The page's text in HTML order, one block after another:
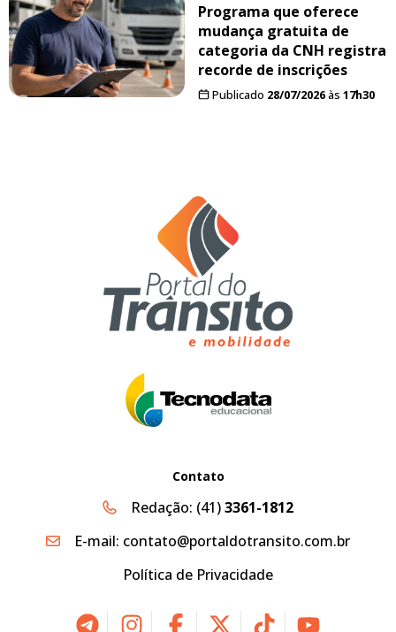
Programa que oferece
mudança gratuita de
categoria da CNH registra
recorde de inscrições
Publicado 28/07/2026às 17h30
Contato
Redação: (41)3361-1812
E-mail: contato@portaldotransito.com.br
Política de Privacidade